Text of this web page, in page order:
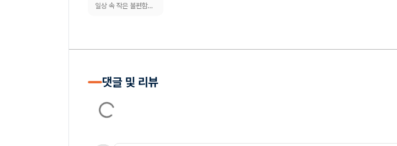
일상 속 작은 불편함을 앱으로 해결하는 1인 개발자
댓글 및 리뷰